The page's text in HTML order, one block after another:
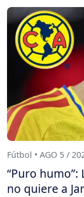
Fútbol • AGO 5 /
“Puro humo”:
no quiere a